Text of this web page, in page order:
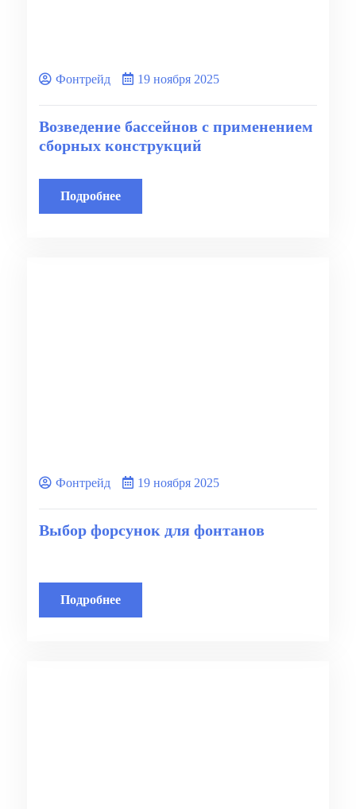
Фонтрейд 19 ноября 2025
Возведение бассейнов с применением
сборных конструкций
Подробнее
Фонтрейд 19 ноября 2025
Выбор форсунок для фонтанов
Подробнее